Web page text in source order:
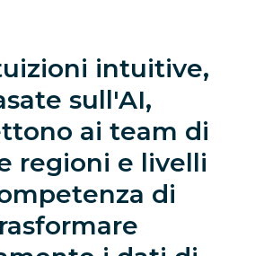
intuitive,
sull'AI,
ai team di
regioni e livelli
di